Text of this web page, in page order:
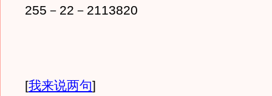
255－22－2113820
[我来说两句]